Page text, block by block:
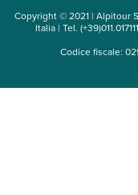
Copyright © 2021 | Alpitour
Italia | Tel.
Codice fiscale: